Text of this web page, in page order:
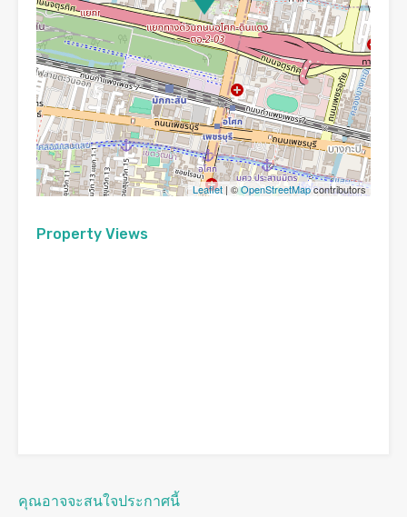
Leaflet | ©OpenStreetMapcontributors
Property Views
คุณอาจจะสนใจประกาศนี้